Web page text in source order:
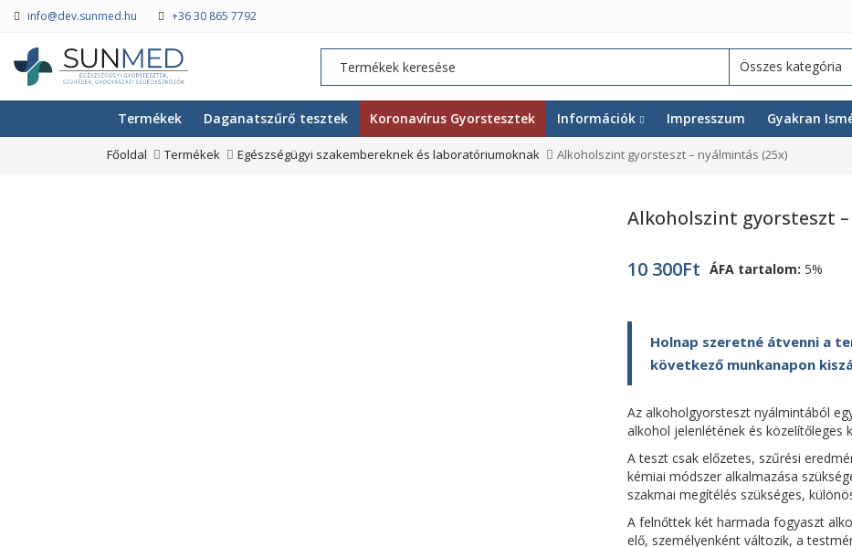
info@dev.sunmed.hu +36 30 865 7792
Termékek Daganatszűrő tesztek Koronavírus Gyorstesztek Információk Impresszum Gyakran
Főoldal Termékek Egészségügyi szakembereknek és laboratóriumoknak Alkoholszint gyorsteszt – nyálmintás (25x)
Alkoholszint gyorsteszt
10 300Ft ÁFA tartalom: 5%
Holnap szeretné átvenni a
következő munkanapon
Az alkoholgyorsteszt nyálmintából
alkohol jelenlétének és közelítőleges
A teszt csak előzetes, szűrési
kémiai módszer alkalmazása
szakmai megítélés szükséges,
A felnőttek két harmada fogyaszt
elő, személyenként változik, a